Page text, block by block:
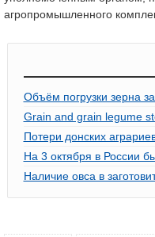
агропромышленного
Объём погрузки зерна
Grain and grain legume
Потери донских
На 3 октября в России
Наличие овса в